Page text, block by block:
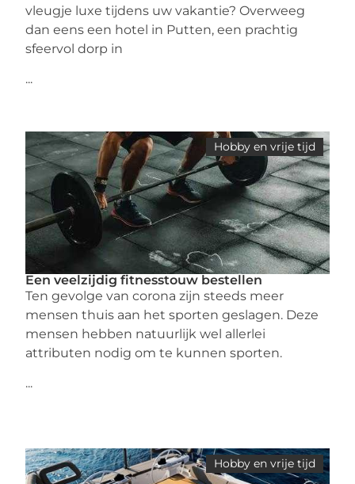
vleugje luxe tijdens uw vakantie? Overweeg
dan eens een hotel in Putten, een prachtig
sfeervol dorp in
...
Hobby en vrije tijd
Een veelzijdig fitnesstouw bestellen
Ten gevolge van corona zijn steeds meer
mensen thuis aan het sporten geslagen. Deze
mensen hebben natuurlijk wel allerlei
attributen nodig om te kunnen sporten.
...
Hobby en vrije tijd